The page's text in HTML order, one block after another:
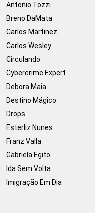
Antonio Tozzi
Breno DaMata
Carlos Martinez
Carlos Wesley
Circulando
Cybercrime Expert
Debora Maia
Destino Mágico
Drops
Esterliz Nunes
Franz Valla
Gabriela Egito
Ida Sem Volta
Imigração Em Dia